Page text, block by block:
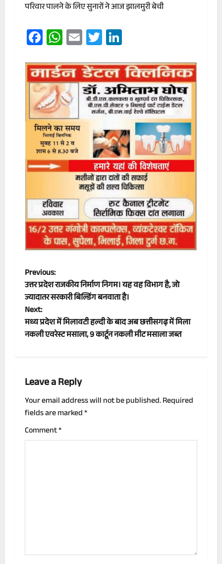
परिवार पालने के लिए सुनारों ने आज झालमुरी बेची
Facebook
WhatsApp
EmailTwitter
P
o
s
t
a
v
i
g
n
Previous:
उत्तर प्रदेश राजकीय निर्माण निगम। यह वह विभाग है, जो
ज्यादातर सरकारी बिल्डिंग बनवाता है।
Next:
मध्य प्रदेश में मिलावटी हल्दी के बाद अब छत्तीसगढ़ में मिला
नकली एवरेस्ट मसाला, 9 कार्टून नकली मीट मसाला जब्त
Leave a Reply
Your email address will not be published.Required
fields are marked*
Comment*